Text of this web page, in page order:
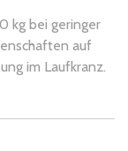
kg bei geringer
auf
im Laufkranz.